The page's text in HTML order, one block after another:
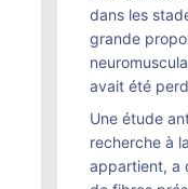
dans les
grande
avait été
Une étude
recherche à
appartient, a